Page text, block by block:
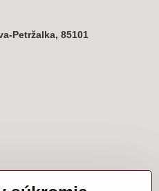
Petržalka, 85101